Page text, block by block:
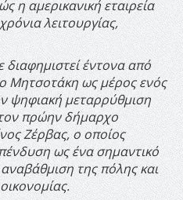
η αμερικανική εταιρεία
λειτουργίας,
διαφημιστεί έντονα από
Μητσοτάκη ως μέρος ενός
ψηφιακή μεταρρύθμιση
πρώην δήμαρχο
Ζέρβας, ο οποίος
ως ένα σημαντικό
της πόλης και